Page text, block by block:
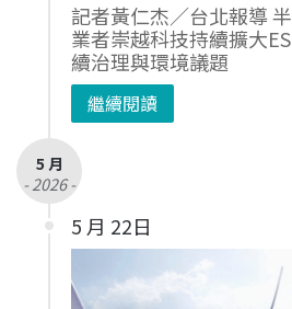
記者黃仁杰／台北報導
業者崇越科技持續擴大
續治理與環境議題
繼續閱讀
5 月
- 2026 -
5 月 22日